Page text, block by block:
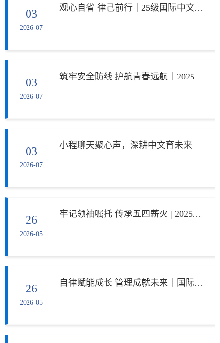
03
2026-07
观心自省 律己前行｜25级国际中文教育专业研究生“自我监督”专题教育会议
03
2026-07
筑牢安全防线 护航青春远航｜2025 级国际中文教育硕士开展安全生产月主题团课
03
2026-07
小程聊天聚心声，深耕中文育未来
26
2026-05
牢记领袖嘱托 传承五四薪火 | 2025级国际中文教育硕士争做新时代青年先锋
26
2026-05
自律赋能成长 管理成就未来｜国际中文教育专业研究生“自我管理”专题教育会议